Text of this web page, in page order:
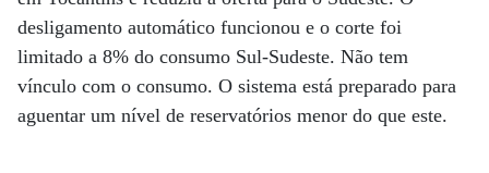
desligamento automático funcionou e o corte foi
limitado a 8% do consumo Sul-Sudeste. Não tem
vínculo com o consumo. O sistema está preparado para
aguentar um nível de reservatórios menor do que este.